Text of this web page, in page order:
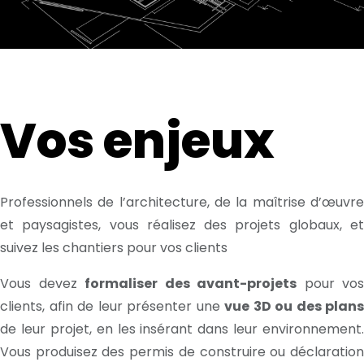
Vos enjeux
Professionnels de l’architecture, de la maîtrise d’œuvre
et paysagistes, vous réalisez des projets globaux, et
suivez les chantiers pour vos clients
Vous devez formaliser des avant-projets pour vos
clients, afin de leur présenter une vue 3D ou des plans
de leur projet, en les insérant dans leur environnement.
Vous produisez des permis de construire ou déclaration